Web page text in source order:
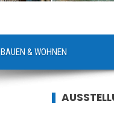
BAUEN & WOHNEN